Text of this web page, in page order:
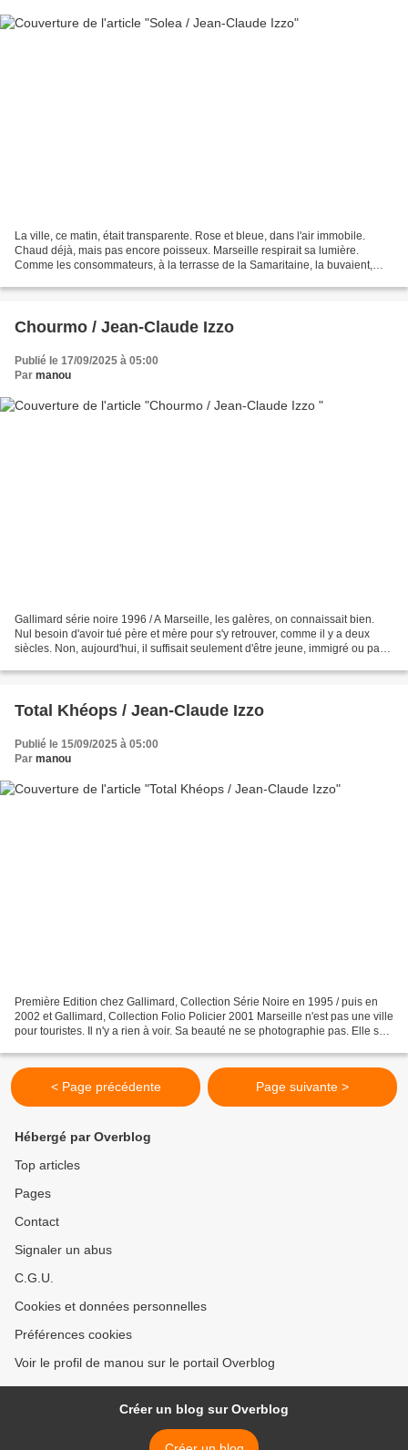
La ville, ce matin, était transparente. Rose et bleue, dans l'air immobile.
Chaud déjà, mais pas encore poisseux. Marseille respirait sa lumière.
Comme les consommateurs, à la terrasse de la Samaritaine, la buvaient,
Chourmo / Jean-Claude Izzo
Publié le 17/09/2025 à 05:00
Par manou
Gallimard série noire 1996 / A Marseille, les galères, on connaissait bien.
Nul besoin d'avoir tué père et mère pour s'y retrouver, comme il y a deux
siècles. Non, aujourd'hui, il suffisait seulement d'être jeune, immigré ou pas.
Total Khéops / Jean-Claude Izzo
Publié le 15/09/2025 à 05:00
Par manou
Première Edition chez Gallimard, Collection Série Noire en 1995 / puis en
2002 et Gallimard, Collection Folio Policier 2001 Marseille n'est pas une ville
pour touristes. Il n'y a rien à voir. Sa beauté ne se photographie pas. Elle se
< Page précédente Page suivante >
Hébergé par Overblog
Top articles
Pages
Contact
Signaler un abus
C.G.U.
Cookies et données personnelles
Préférences cookies
Voir le profil de manou sur le portail Overblog
Créer un blog sur Overblog